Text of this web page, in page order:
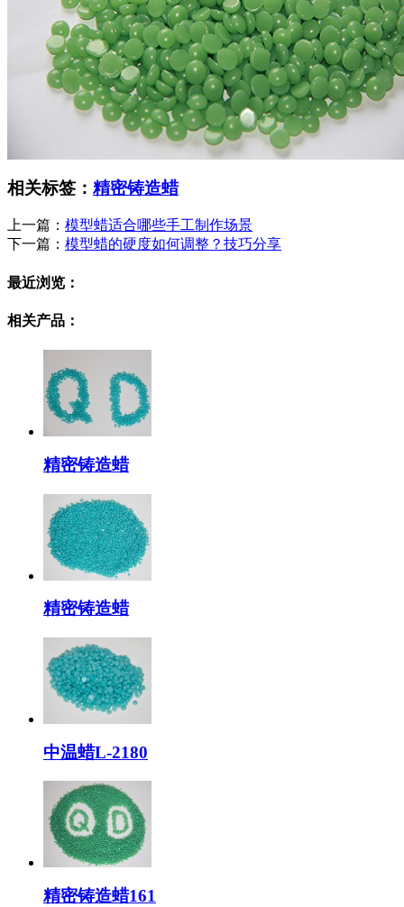
相关标签： 精密铸造蜡
上一篇： 模型蜡适合哪些手工制作场景
下一篇： 模型蜡的硬度如何调整？技巧分享
最近浏览：
相关产品：
精密铸造蜡
精密铸造蜡
中温蜡L-2180
精密铸造蜡161